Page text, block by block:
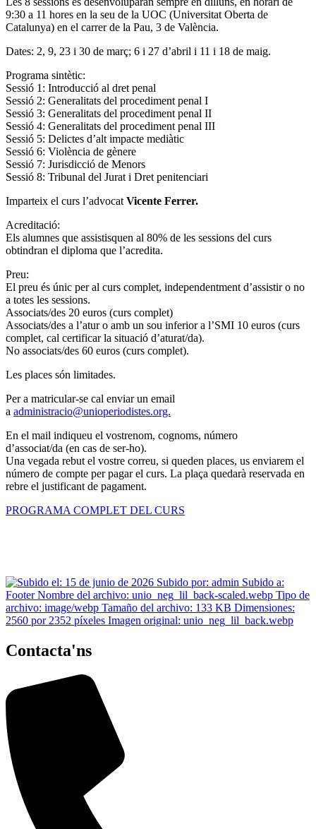
9:30 a 11 hores en la seu de la UOC (Universitat Oberta de
Catalunya) en el carrer de la Pau, 3 de València.
Dates: 2, 9, 23 i 30 de març; 6 i 27 d’abril i 11 i 18 de maig.
Programa sintètic:
Sessió 1: Introducció al dret penal
Sessió 2: Generalitats del procediment penal I
Sessió 3: Generalitats del procediment penal II
Sessió 4: Generalitats del procediment penal III
Sessió 5: Delictes d’alt impacte mediàtic
Sessió 6: Violència de gènere
Sessió 7: Jurisdicció de Menors
Sessió 8: Tribunal del Jurat i Dret penitenciari
Imparteix el curs l’advocat Vicente Ferrer.
Acreditació:
Els alumnes que assistisquen al 80% de les sessions del curs
obtindran el diploma que l’acredita.
Preu:
El preu és únic per al curs complet, independentment d’assistir o no
a totes les sessions.
Associats/des 20 euros (curs complet)
Associats/des a l’atur o amb un sou inferior a l’SMI 10 euros (curs
complet, cal certificar la situació d’aturat/da).
No associats/des 60 euros (curs complet).
Les places són limitades.
Per a matricular-se cal enviar un email
a administracio@unioperiodistes.org.
En el mail indiqueu el vostrenom, cognoms, número
d’associat/da (en cas de ser-ho).
Una vegada rebut el vostre correu, si queden places, us enviarem el
número de compte per pagar el curs. La plaça quedarà reservada en
rebre el justificant de pagament.
PROGRAMA COMPLET DEL CURS
Contacta'ns